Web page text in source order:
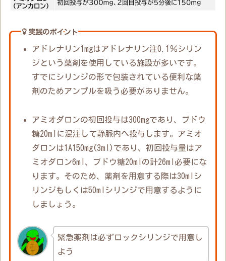
実践のポイント
アドレナリン1mgはアドレナリン注0.1％シリン
ジという薬剤を使用している施設が多いです。
すでにシリンジの形で包装されている便利な薬
剤のためアンプルを吸う必要がありません。
アミオダロンの初回投与は300mgであり、ブドウ
糖20mlに混注して静脈内へ投与します。アミオ
ダロンは1A150mg(3ml)であり、初回投与量はア
ミオダロン6ml、ブドウ糖20mlの計26ml必要にな
ります。そのため、薬剤を用意する際は30mlシ
リンジもしくは50mlシリンジで用意するように
しましょう。
緊急薬剤は必ずロックシリンジで用意し
よう